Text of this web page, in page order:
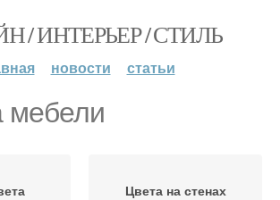
/ ИНТЕРЬЕР / СТИЛЬ
новости статьи
мебели
Цвета на стенах